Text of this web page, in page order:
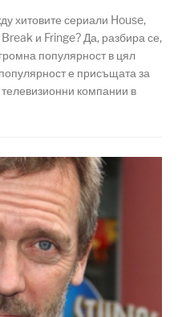
хитовите сериали House,
и Fringe? Да, разбира се,
популярност в цял
е присъщата за
компании в